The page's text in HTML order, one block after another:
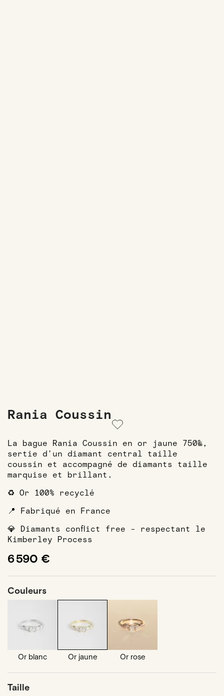
Rania Coussin
La bague Rania Coussin en or jaune 750‰,
sertie d'un diamant central taille
coussin et accompagné de diamants taille
marquise et brillant.
♻️ Or 100% recyclé
📍 Fabriqué en France
💎 Diamants conflict free - respectant le
Kimberley Process
6 590 €
Couleurs
Or blanc Or jaune Or rose
Taille